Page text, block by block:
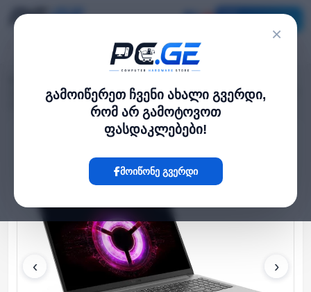
×
გამოიწერეთ ჩვენი ახალი გვერდი,
რომ არ გამოტოვოთ
ფასდაკლებები!
მოიწონე გვერდი
Legion/LOQ 15.6" FHD 144Hz Ryzen 5 150 16GB 512GB SSD RTX 3050 6GB
Luna Grey
‹ ›